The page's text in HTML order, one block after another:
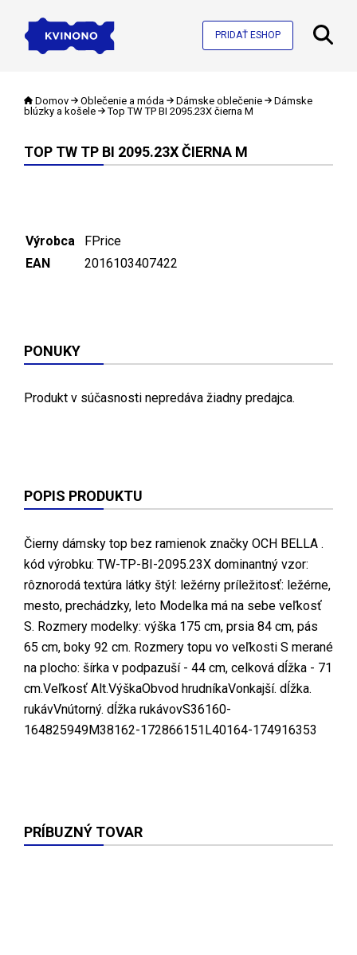
PRIDAŤ ESHOP
Domov Oblečenie a móda Dámske oblečenie
Dámske
blúzky a košele
Top TW TP BI 2095.23X čierna M
TOP TW TP BI 2095.23X ČIERNA M
Výrobca
FPrice
EAN
2016103407422
PONUKY
Produkt v súčasnosti nepredáva žiadny predajca.
POPIS PRODUKTU
Čierny dámsky top bez ramienok značky OCH BELLA .
kód výrobku: TW-TP-BI-2095.23X dominantný vzor:
rôznorodá textúra látky štýl: ležérny príležitosť: ležérne,
mesto, prechádzky, leto Modelka má na sebe veľkosť
S. Rozmery modelky: výška 175 cm, prsia 84 cm, pás
65 cm, boky 92 cm. Rozmery topu vo veľkosti S merané
na plocho: šírka v podpazuší - 44 cm, celková dĺžka - 71
cm.Veľkosť Alt.VýškaObvod hrudníkaVonkajší. dĺžka.
rukávVnútorný. dĺžka rukávovS36160-
164825949M38162-172866151L40164-174916353
PRÍBUZNÝ TOVAR